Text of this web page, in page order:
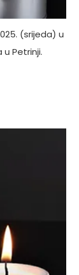
(srijeda) u
u Petrinji.